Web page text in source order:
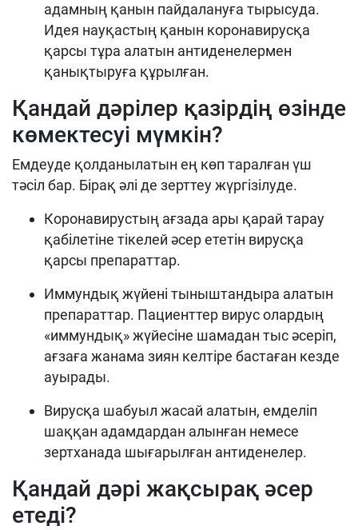
адамның қанын пайдалануға тырысуда.
Идея науқастың қанын коронавирусқа
қарсы тұра алатын антиденелермен
қанықтыруға құрылған.
Қандай дәрілер қазірдің өзінде
көмектесуі мүмкін?
Емдеуде қолданылатын ең көп таралған үш
тәсіл бар. Бірақ әлі де зерттеу жүргізілуде.
Коронавирустың ағзада ары қарай тарау
қабілетіне тікелей әсер ететін вирусқа
қарсы препараттар.
Иммундық жүйені тыныштандыра алатын
препараттар. Пациенттер вирус олардың
«иммундық» жүйесіне шамадан тыс әсеріп,
ағзаға жанама зиян келтіре бастаған кезде
ауырады.
Вирусқа шабуыл жасай алатын, емделіп
шаққан адамдардан алынған немесе
зертханада шығарылған антиденелер.
Қандай дәрі жақсырақ әсер
етеді?